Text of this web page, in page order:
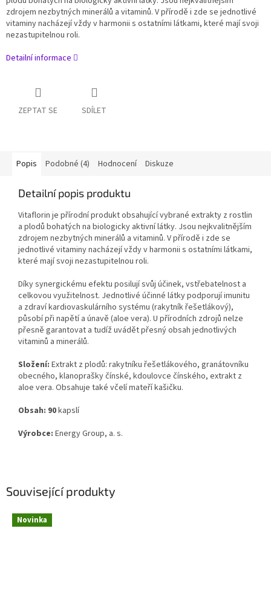
zdrojem nezbytných minerálů a vitaminů. V přírodě i zde se jednotlivé
vitaminy nacházejí vždy v harmonii s ostatními látkami, které mají svoji
nezastupitelnou roli.
Detailní informace
ZEPTAT SE SDÍLET
Související produkty
Novinka
Popis Podobné (4) Hodnocení Diskuze
Detailní popis produktu
Vitaflorin je přírodní produkt obsahující vybrané extrakty z rostlin
a plodů bohatých na biologicky aktivní látky. Jsou nejkvalitnějším
zdrojem nezbytných minerálů a vitaminů. V přírodě i zde se
jednotlivé vitaminy nacházejí vždy v harmonii s ostatními látkami,
které mají svoji nezastupitelnou roli.
Díky synergickému efektu posilují svůj účinek, vstřebatelnost a
celkovou využitelnost. Jednotlivé účinné látky podporují imunitu
a zdraví kardiovaskulárního systému (rakytník řešetlákový),
působí při napětí a únavě (aloe vera). U přírodních zdrojů nelze
přesně garantovat a tudíž uvádět přesný obsah jednotlivých
vitaminů a minerálů.
Složení: Extrakt z plodů: rakytníku řešetlákového, granátovníku
obecného, klanoprašky čínské, kdoulovce čínského, extrakt z
aloe vera. Obsahuje také včelí mateří kašičku.
Obsah: 90kapslí
Výrobce: Energy Group, a. s.